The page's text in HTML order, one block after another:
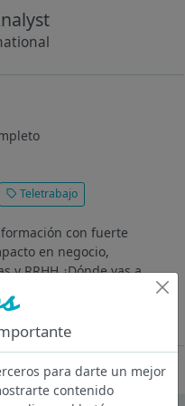
Teletrabajo
con fuerte
en negocio,
y RRHH ¿Dónde vas a
consolidada del
Oferta desactivada
para darte un mejor
contenido